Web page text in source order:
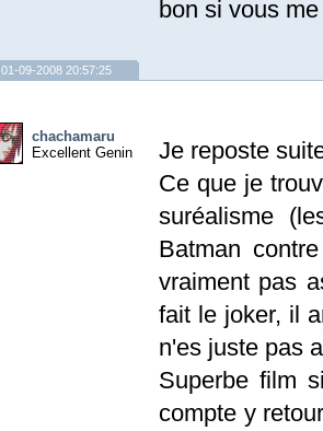
bon si vous
01-09-2008 20:57:25
chachamaru
Excellent Genin
Je reposte
Ce que je
suréalisme
Batman
vraiment pas
fait le joker, il
n'es juste pas
Superbe film
compte y